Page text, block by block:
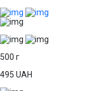
500 г
495 UAH